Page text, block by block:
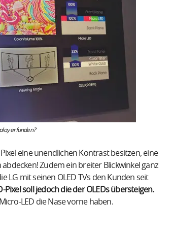
erfunden?
eine unendlichen Kontrast besitzen, eine
Zudem ein breiter Blickwinkel ganz
LG mit seinen OLED TVs den Kunden seit
soll jedoch die der OLEDs übersteigen.
LED die Nase vorne haben.